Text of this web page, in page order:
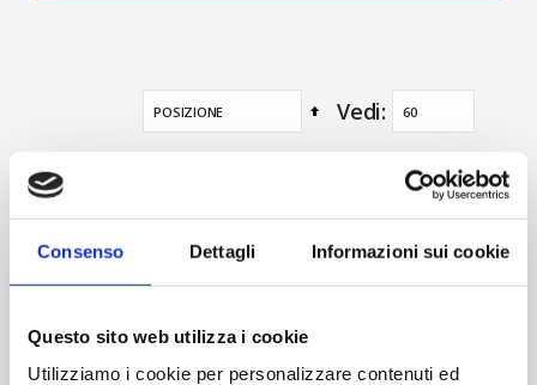
Consenso Dettagli Informazioni sui cookie
Questo sito web utilizza i cookie
Utilizziamo i cookie per personalizzare contenuti ed
Imposta
Vedi